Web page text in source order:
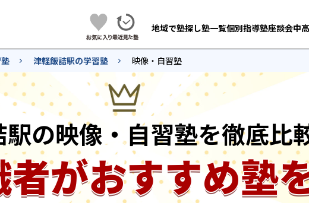
地域で塾探し塾一覧個別指導塾座談会中
津軽飯詰駅の学習塾 映像・自習塾
の映像・自習塾を徹底比
がおすすめ塾